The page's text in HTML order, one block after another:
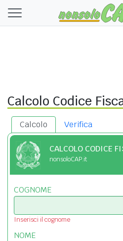
Calcolo Codice
Calcolo Verifica
CALCOLO CODICE
nonsoloCAP.it
COGNOME
Inserisci il cognome
NOME